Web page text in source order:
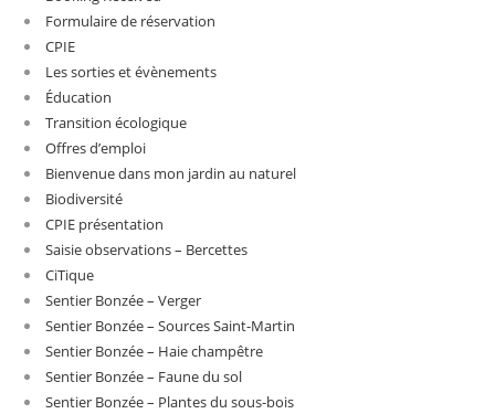
Formulaire de réservation
CPIE
Les sorties et évènements
Éducation
Transition écologique
Offres d’emploi
Bienvenue dans mon jardin au naturel
Biodiversité
CPIE présentation
Saisie observations – Bercettes
CiTique
Sentier Bonzée – Verger
Sentier Bonzée – Sources Saint-Martin
Sentier Bonzée – Haie champêtre
Sentier Bonzée – Faune du sol
Sentier Bonzée – Plantes du sous-bois